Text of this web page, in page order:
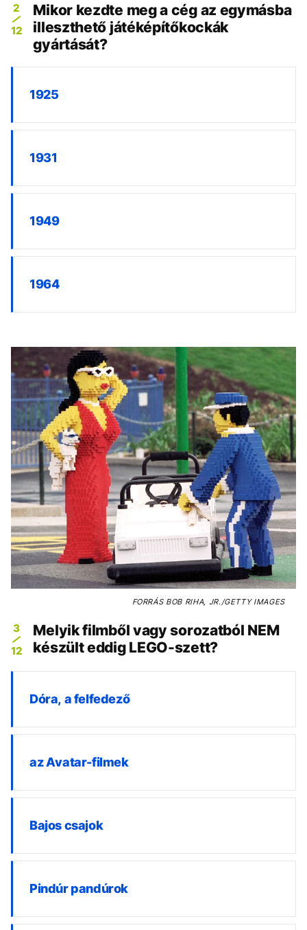
2
12
Mikor kezdte meg a cég az egymásba
illeszthető játéképítőkockák
gyártását?
1925
1931
1949
1964
FORRÁSBOB RIHA, JR./GETTY IMAGES
3
12
Melyik filmből vagy sorozatból NEM
készült eddig LEGO-szett?
Dóra, a felfedező
az Avatar-filmek
Bajos csajok
Pindúr pandúrok